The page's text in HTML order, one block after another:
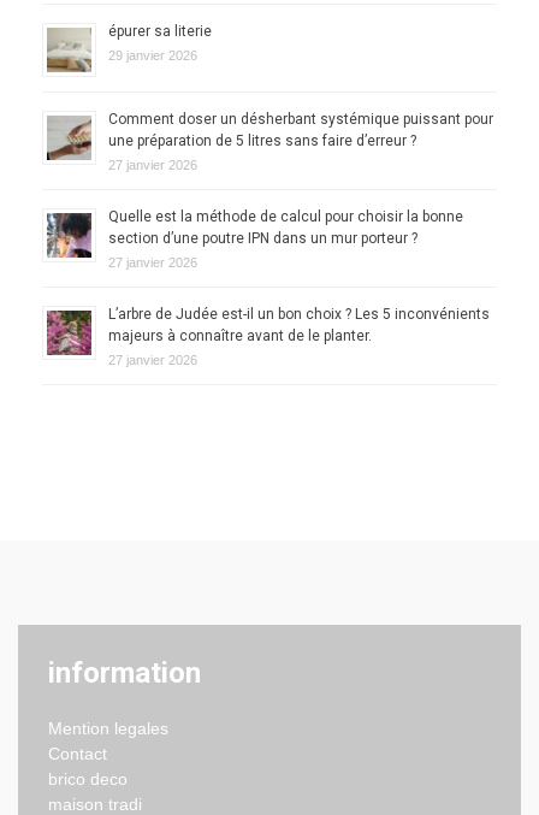
épurer sa literie
29 janvier 2026
Comment doser un désherbant systémique puissant pour
une préparation de 5 litres sans faire d’erreur ?
27 janvier 2026
Quelle est la méthode de calcul pour choisir la bonne
section d’une poutre IPN dans un mur porteur ?
27 janvier 2026
L’arbre de Judée est-il un bon choix ? Les 5 inconvénients
majeurs à connaître avant de le planter.
27 janvier 2026
information
Mention legales
Contact
brico deco
maison tradi